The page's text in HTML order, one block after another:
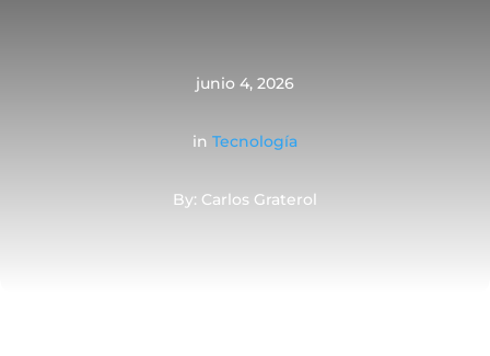
junio 4, 2026
in Tecnología
By: Carlos Graterol